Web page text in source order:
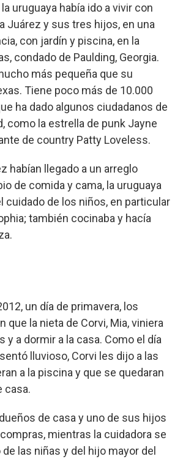
uruguaya había ido a vivir con
Juárez y sus tres hijos, en una
con jardín y piscina, en la
condado de Paulding, Georgia.
más pequeña que su
Tiene poco más de 10.000
ha dado algunos ciudadanos de
como la estrella de punk Jayne
de country Patty Loveless.
habían llegado a un arreglo
de comida y cama, la uruguaya
cuidado de los niños, en particular
también cocinaba y hacía
un día de primavera, los
que la nieta de Corvi, Mia, viniera
y a dormir a la casa. Como el día
lluvioso, Corvi les dijo a las
a la piscina y que se quedaran
casa.
de casa y uno de sus hijos
mientras la cuidadora se
las niñas y del hijo mayor del